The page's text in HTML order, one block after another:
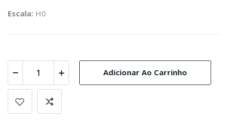
Escala: H0
Adicionar Ao Carrinho